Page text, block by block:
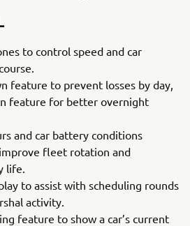
to control speed and car
feature to prevent losses by day,
feature for better overnight
and car battery conditions
fleet rotation and
life.
to assist with scheduling rounds
activity.
feature to show a car’s current